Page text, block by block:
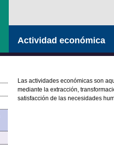
Actividad económica
Las actividades económicas son
mediante la extracción,
satisfacción de las necesidades